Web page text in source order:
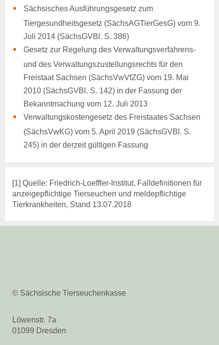
Sächsisches Ausführungsgesetz zum
Tiergesundheitsgesetz (SächsAGTierGesG) vom 9.
Juli 2014 (SächsGVBl. S. 386)
Gesetz zur Regelung des Verwaltungsverfahrens-
und des Verwaltungszustellungsrechts für den
Freistaat Sachsen (SächsVwVfZG) vom 19. Mai
2010 (SächsGVBl. S. 142) in der Fassung der
Bekanntmachung vom 12. Juli 2013
Verwaltungskostengesetz des Freistaates Sachsen
(SächsVwKG) vom 5. April 2019 (SächsGVBl. S.
245) in der derzeit gültigen Fassung
[1] Quelle: Friedrich-Loeffler-Institut, Falldefinitionen für
anzeigepflichtige Tierseuchen und meldepflichtige
Tierkrankheiten, Stand 13.07.2018
© Sächsische Tierseuchenkasse
Löwenstr. 7a
01099 Dresden